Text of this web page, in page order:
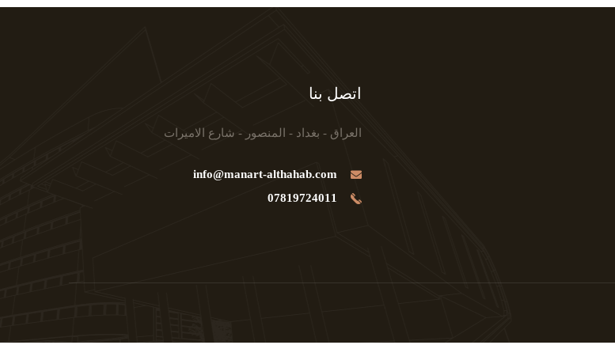
اتصل بنا
العراق - بغداد - المنصور - شارع الاميرات
info@manart-althahab.com
07819724011